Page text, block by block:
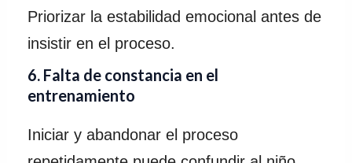
Priorizar la estabilidad emocional antes de
insistir en el proceso.
6. Falta de constancia en el
entrenamiento
Iniciar y abandonar el proceso